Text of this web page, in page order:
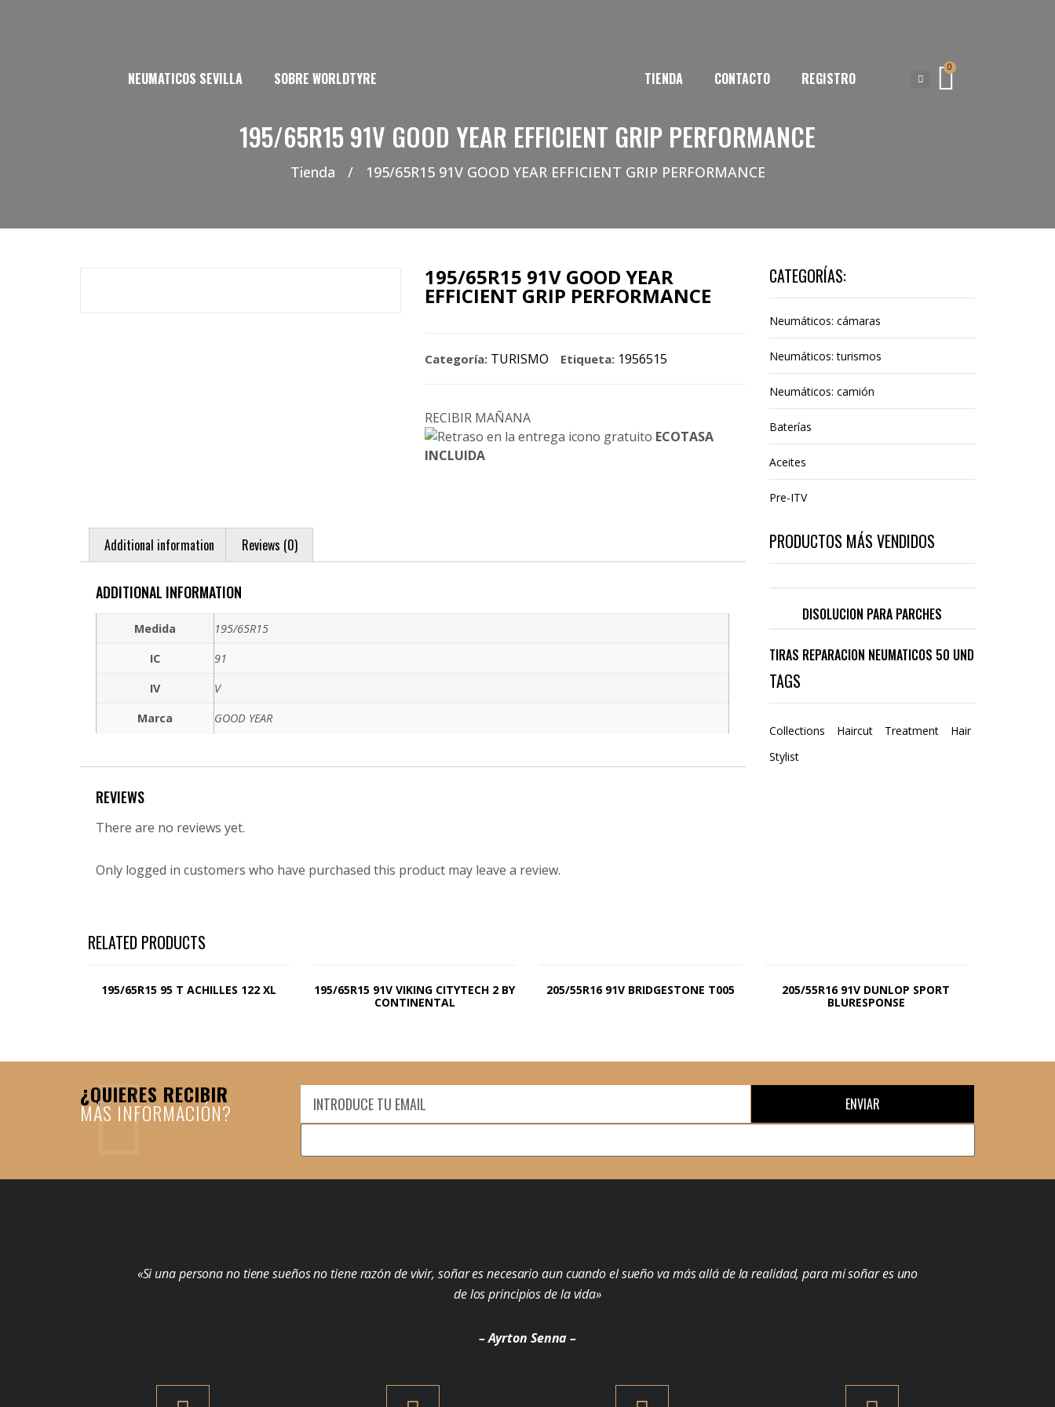
NEUMATICOS SEVILLA SOBRE WORLDTYRE TIENDA CONTACTO REGISTRO
0
195/65R15 91V GOOD YEAR EFFICIENT GRIP PERFORMANCE
Tienda / 195/65R15 91V GOOD YEAR EFFICIENT GRIP PERFORMANCE
195/65R15 91V GOOD YEAR
EFFICIENT GRIP PERFORMANCE
Categoría: TURISMO Etiqueta: 1956515
RECIBIR MAÑANA
ECOTASA
INCLUIDA
Additional information Reviews (0)
ADDITIONAL INFORMATION
Medida
195/65R15
IC
91
IV
V
Marca
GOOD YEAR
REVIEWS
There are no reviews yet.
Only logged in customers who have purchased this product may leave a review.
CATEGORÍAS:
Neumáticos: cámaras
Neumáticos: turismos
Neumáticos: camión
Baterías
Aceites
Pre-ITV
PRODUCTOS MÁS VENDIDOS
DISOLUCION PARA PARCHES
TIRAS REPARACION NEUMATICOS 50 UND
TAGS
Collections Haircut Treatment
Hair
Stylist
RELATED PRODUCTS
195/65R15 95 T ACHILLES 122 XL
195/65R15 91V VIKING CITYTECH 2 BY
CONTINENTAL
205/55R16 91V BRIDGESTONE T005
205/55R16 91V DUNLOP SPORT
BLURESPONSE
¿QUIERES RECIBIR
MÁS INFORMACIÓN? ENVIAR
«Si una persona no tiene sueños no tiene razón de vivir, soñar es necesario aun cuando el sueño va más allá de la realidad, para mi soñar es uno
de los principios de la vida»
– Ayrton Senna –